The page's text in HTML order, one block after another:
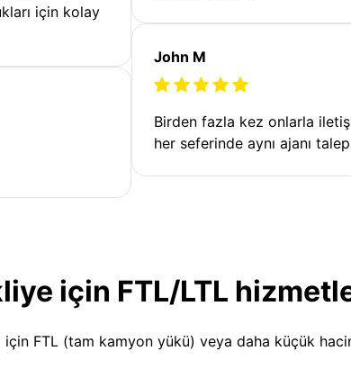
için kolay
John M
Birden fazla kez onlarla
her seferinde aynı ajanı
için FTL/LTL
için FTL (tam kamyon yükü) veya daha küçük